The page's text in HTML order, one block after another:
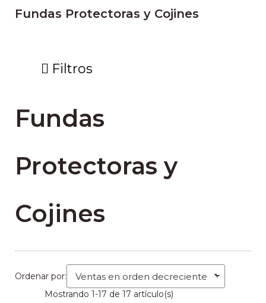
Fundas Protectoras y Cojines
Filtros
Fundas
Protectoras y
Cojines
Ordenar por:
Mostrando 1-17 de 17 artículo(s)